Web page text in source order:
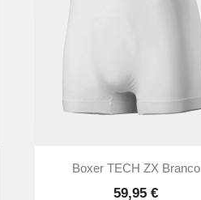
Vista rápida
Boxer TECH ZX Branco
59,95 €